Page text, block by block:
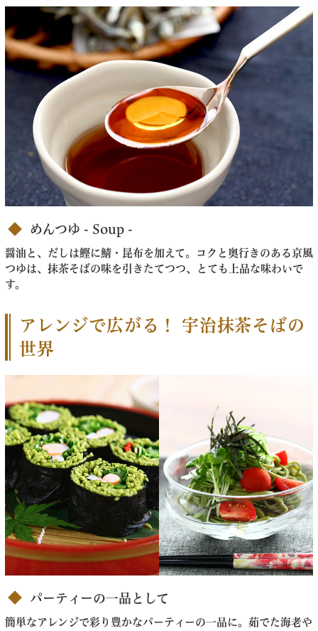
めんつゆ - Soup -
醤油と、だしは鰹に鯖・昆布を加えて。コクと奥行きのある京風
つゆは、抹茶そばの味を引きたてつつ、とても上品な味わいで
す。
アレンジで広がる！ 宇治抹茶そばの
世界
パーティーの一品として
簡単なアレンジで彩り豊かなパーティーの一品に。茹でた海老や